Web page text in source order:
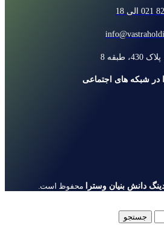
طبقه 8
در شبکه های اجتماعی
دانش بنیان وسترا محفوظ است.
جستجو